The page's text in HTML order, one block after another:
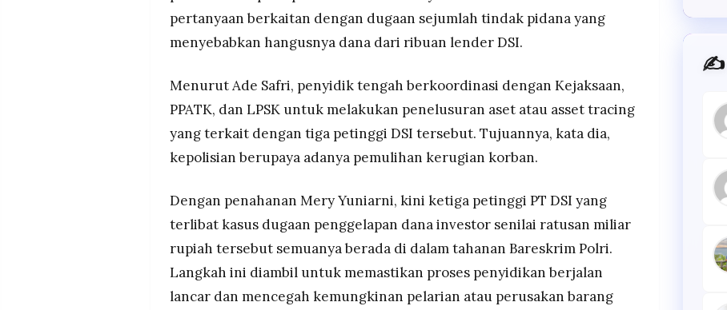
pertanyaan berkaitan dengan dugaan sejumlah tindak pidana yang
menyebabkan hangusnya dana dari ribuan lender DSI.
Menurut Ade Safri, penyidik tengah berkoordinasi dengan Kejaksaan,
PPATK, dan LPSK untuk melakukan penelusuran aset atau asset tracing
yang terkait dengan tiga petinggi DSI tersebut. Tujuannya, kata dia,
kepolisian berupaya adanya pemulihan kerugian korban.
Dengan penahanan Mery Yuniarni, kini ketiga petinggi PT DSI yang
terlibat kasus dugaan penggelapan dana investor senilai ratusan miliar
rupiah tersebut semuanya berada di dalam tahanan Bareskrim Polri.
Langkah ini diambil untuk memastikan proses penyidikan berjalan
lancar dan mencegah kemungkinan pelarian atau perusakan barang
✍️